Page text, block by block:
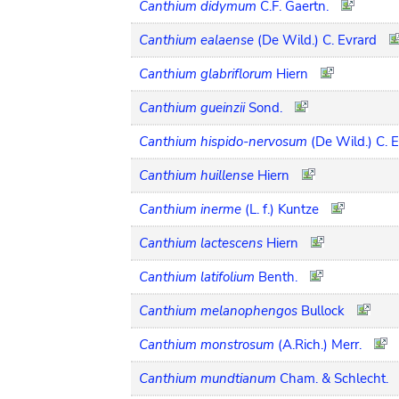
Canthium didymum C.F. Gaertn.
Canthium ealaense (De Wild.) C. Evrard
Canthium glabriflorum Hiern
Canthium gueinzii Sond.
Canthium hispido-nervosum (De Wild.) C.
Canthium huillense Hiern
Canthium inerme (L. f.) Kuntze
Canthium lactescens Hiern
Canthium latifolium Benth.
Canthium melanophengos Bullock
Canthium monstrosum (A.Rich.) Merr.
Canthium mundtianum Cham. & Schlecht.